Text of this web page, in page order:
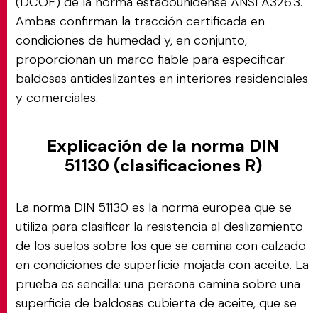
Ambas confirman la tracción certificada en
condiciones de humedad y, en conjunto,
proporcionan un marco fiable para especificar
baldosas antideslizantes en interiores residenciales
y comerciales.
Explicación de la norma DIN
51130 (clasificaciones R)
La norma DIN 51130 es la norma europea que se
utiliza para clasificar la resistencia al deslizamiento
de los suelos sobre los que se camina con calzado
en condiciones de superficie mojada con aceite. La
prueba es sencilla: una persona camina sobre una
superficie de baldosas cubierta de aceite, que se